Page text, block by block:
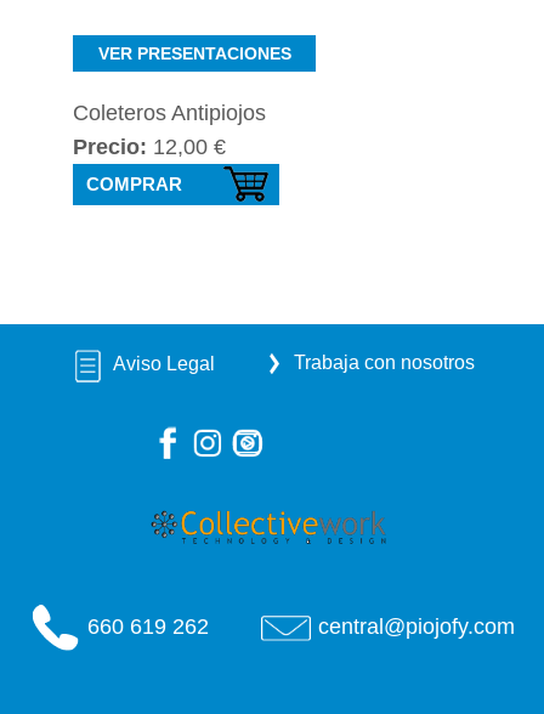
VER PRESENTACIONES
Coleteros Antipiojos
Precio: 12,00 €
COMPRAR
660 619 262 central@piojofy.com
Trabaja con nosotros
Aviso Legal